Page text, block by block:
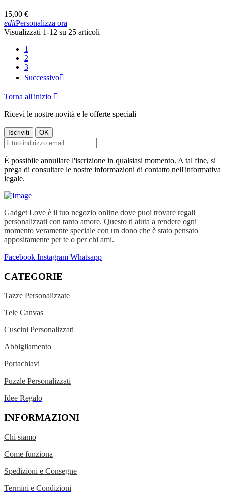
15,00 €
editPersonalizza ora
Visualizzati 1-12 su 25 articoli
1
2
3
Successivo
Torna all'inizio 
Ricevi le nostre novità e le offerte speciali
È possibile annullare l'iscrizione in qualsiasi momento. A tal fine, si
prega di consultare le nostre informazioni di contatto nell'informativa
legale.
Gadget Love è il tuo negozio online dove puoi trovare regali
personalizzati con tanto amore. Questo ti aiuta a rendere ogni
momento veramente speciale con un dono che è stato pensato
appositamente per te o per chi ami.
Facebook Instagram Whatsapp
CATEGORIE
Tazze Personalizzate
Tele Canvas
Cuscini Personalizzati
Abbigliamento
Portachiavi
Puzzle Personalizzati
Idee Regalo
INFORMAZIONI
Chi siamo
Come funziona
Spedizioni e Consegne
Termini e Condizioni